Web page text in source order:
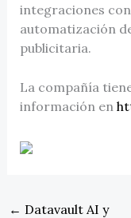
integraciones
automatización
publicitaria.
La compañía
información en
← Datavault AI y